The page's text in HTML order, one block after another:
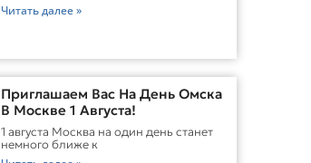
Читать далее »
Приглашаем Вас На День Омска
В Москве 1 Августа!
1 августа Москва на один день станет
немного ближе к